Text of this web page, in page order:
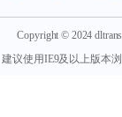
Copyright © 2024
建议使用IE9及以上版本